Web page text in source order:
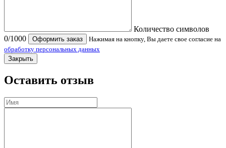
Количество символов
0/1000 Оформить заказ
Нажимая на кнопку, Вы даете свое согласие на
обработку персональных данных
Закрыть
Оставить отзыв